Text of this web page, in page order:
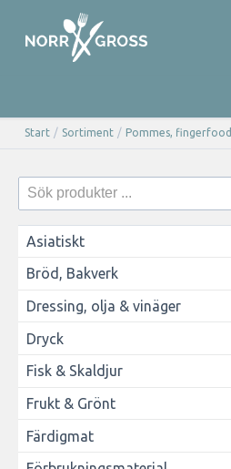
Start / Sortiment / Pommes, fingerfood
Asiatiskt
Bröd, Bakverk
Dressing, olja & vinäger
Dryck
Fisk & Skaldjur
Frukt & Grönt
Färdigmat